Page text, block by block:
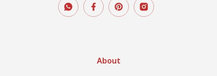
About